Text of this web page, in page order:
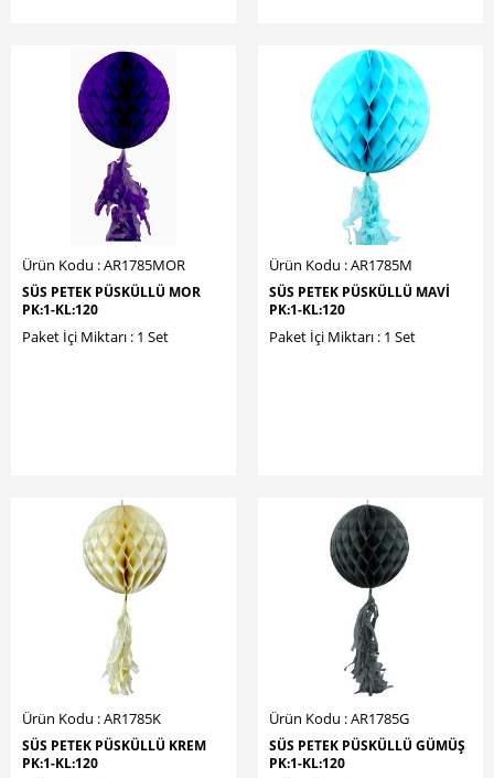
Ürün Kodu : AR1785MOR
SÜS PETEK PÜSKÜLLÜ MOR
PK:1-KL:120
Paket İçi Miktarı : 1 Set
Ürün Kodu : AR1785M
SÜS PETEK PÜSKÜLLÜ MAVİ
PK:1-KL:120
Paket İçi Miktarı : 1 Set
Ürün Kodu : AR1785K
SÜS PETEK PÜSKÜLLÜ KREM
PK:1-KL:120
Ürün Kodu : AR1785G
SÜS PETEK PÜSKÜLLÜ GÜMÜŞ
PK:1-KL:120